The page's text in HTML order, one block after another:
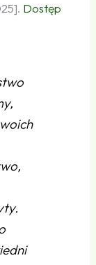
Dostęp